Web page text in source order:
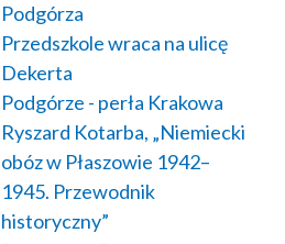
Podgórza
Przedszkole wraca na ulicę
Dekerta
Podgórze - perła Krakowa
Ryszard Kotarba, „Niemiecki
obóz w Płaszowie 1942–
1945. Przewodnik
historyczny”